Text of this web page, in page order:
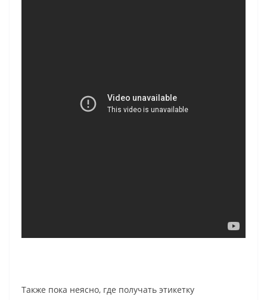
Также пока неясно, где получать этикетку